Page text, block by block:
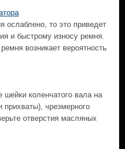
то это приведет
и быстрому износу ремня.
возникает вероятность
коленчатого вала на
прихваты), чрезмерного
отверстия масляных